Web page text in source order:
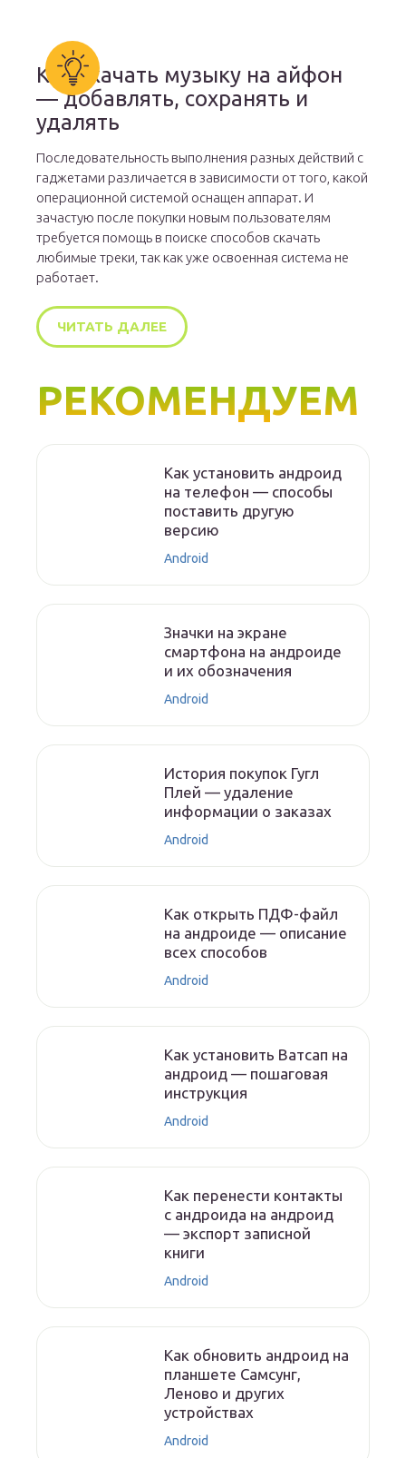
Как скачать музыку на айфон
— добавлять, сохранять и
удалять
Последовательность выполнения разных действий с
гаджетами различается в зависимости от того, какой
операционной системой оснащен аппарат. И
зачастую после покупки новым пользователям
требуется помощь в поиске способов скачать
любимые треки, так как уже освоенная система не
работает.
ЧИТАТЬ ДАЛЕЕ
РЕКОМЕНДУЕМ
Как установить андроид
на телефон — способы
поставить другую
версию
Android
Значки на экране
смартфона на андроиде
и их обозначения
Android
История покупок Гугл
Плей — удаление
информации о заказах
Android
Как открыть ПДФ-файл
на андроиде — описание
всех способов
Android
Как установить Ватсап на
андроид — пошаговая
инструкция
Android
Как перенести контакты
с андроида на андроид
— экспорт записной
книги
Android
Как обновить андроид на
планшете Самсунг,
Леново и других
устройствах
Android